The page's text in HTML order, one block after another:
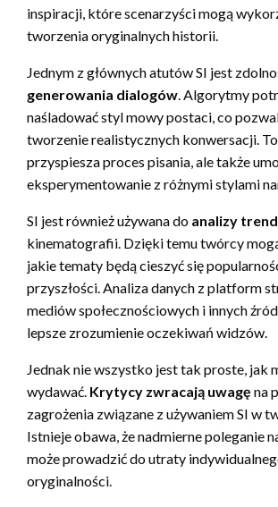
inspiracji, które scenarzyści mogą
tworzenia oryginalnych historii.
Jednym z głównych atutów SI jest
generowania dialogów. Algorytmy
naśladować styl mowy postaci, co
tworzenie realistycznych konwersacji.
przyspiesza proces pisania, ale także
eksperymentowanie z różnymi stylami
SI jest również używana do analizy
kinematografii. Dzięki temu twórcy
jakie tematy będą cieszyć się
przyszłości. Analiza danych z platform
mediów społecznościowych i innych
lepsze zrozumienie oczekiwań widzów.
Jednak nie wszystko jest tak proste, jak
wydawać. Krytycy zwracają uwagę na
zagrożenia związane z używaniem SI w
Istnieje obawa, że nadmierne poleganie
może prowadzić do utraty
oryginalności.